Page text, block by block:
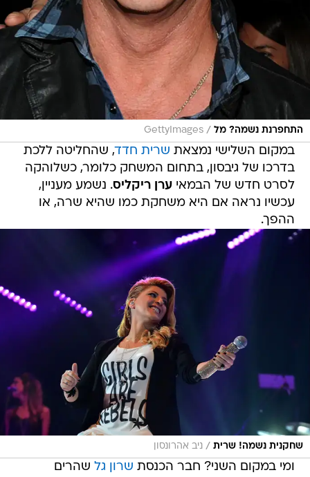
התחפרנת נשמה? מל /
GettyImages
במקום השלישי נמצאת שרית חדד, שהחליטה ללכת
בדרכו של גיבסון, בתחום המשחק כלומר, כשלוהקה
לסרט חדש של הבמאיערן ריקליס. נשמע מעניין,
עכשיו נראה אם היא משחקת כמו שהיא שרה, או
ההפך.
שחקנית נשמה! שרית / ניב אהרונסון
ומי במקום השני? חבר הכנסת שרון גל שהרים